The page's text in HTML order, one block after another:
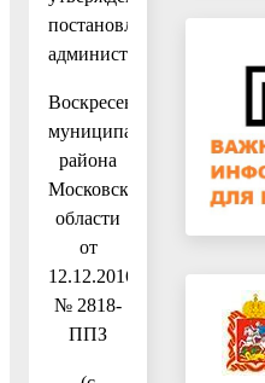
постановлением
администрации
Воскресенского
муниципального
района
Московской
области
от
12.12.2016
№ 2818-
ППЗ